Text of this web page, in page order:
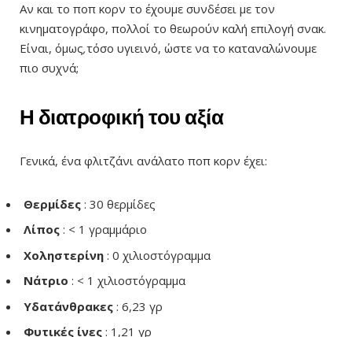
Αν και το ποπ κορν το έχουμε συνδέσει με τον
κινηματογράφο, πολλοί το θεωρούν καλή επιλογή σνακ.
Είναι, όμως,τόσο υγιεινό, ώστε να το καταναλώνουμε
πιο συχνά;
Η διατροφική του αξία
Γενικά, ένα φλιτζάνι ανάλατο ποπ κορν έχει:
Θερμίδες : 30 θερμίδες
Λίπος : < 1 γραμμάριο
Χοληστερίνη : 0 χιλιοστόγραμμα
Νάτριο : < 1 χιλιοστόγραμμα
Υδατάνθρακες : 6,23 γρ
Φυτικές ίνες : 1,21 γρ